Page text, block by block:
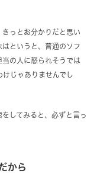
きっとお分かりだと思い
というと、普通のソフ
当の人に怒られそうでは
じゃありませんでし
してみると、必ずと言っ
から